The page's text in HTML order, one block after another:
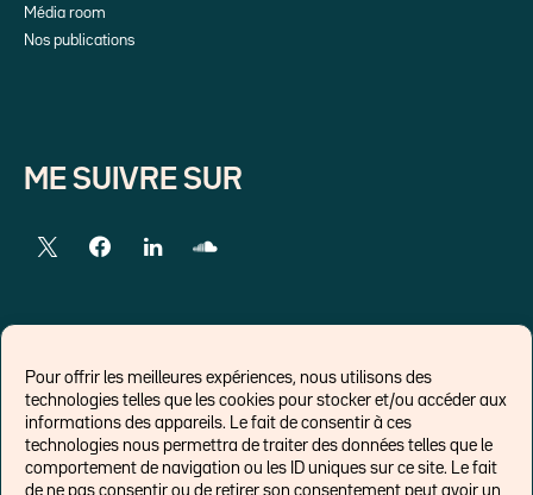
Pour offrir les meilleures expériences, nous utilisons des
technologies telles que les cookies pour stocker et/ou accéder aux
informations des appareils. Le fait de consentir à ces
technologies nous permettra de traiter des données telles que le
comportement de navigation ou les ID uniques sur ce site. Le fait
de ne pas consentir ou de retirer son consentement peut avoir un
Média room
Nos publications
ME SUIVRE SUR
LIENS EXTERNES
Chroniques pour Forbes
Economistes
Think tank